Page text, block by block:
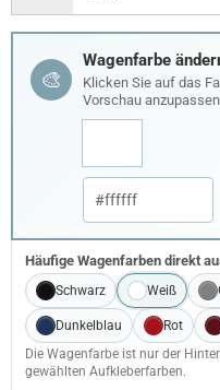
🎨
Wagenfarbe
Klicken Sie auf das
Vorschau
Häufige Wagenfarben direkt
Schwarz Weiß
Dunkelblau Rot
Die Wagenfarbe ist nur der
gewählten Aufkleberfarben.